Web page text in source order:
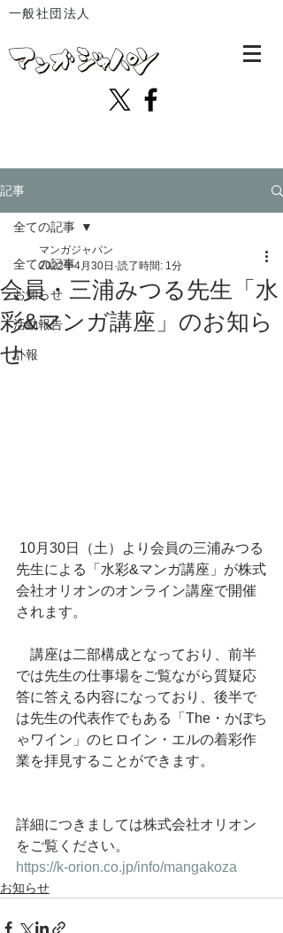
一般社団法人
記事
全ての記事
お知らせ
活動報告
訃報
全ての記事
会員・三浦みつる先生「水
彩&マンガ講座」のお知ら
せ
マンガジャパン
2022年4月30日 読了時間: 1分
先生による「水彩&マンガ講座」が株式
会社オリオンのオンライン講座で開催
されます。
講座は二部構成となっており、前半
では先生の仕事場をご覧ながら質疑応
答に答える内容になっており、後半で
は先生の代表作でもある「The・かぼち
ゃワイン」のヒロイン・エルの着彩作
業を拝見することができます。
詳細につきましては株式会社オリオン
をご覧ください。
https://k-orion.co.jp/info/mangakoza
お知らせ